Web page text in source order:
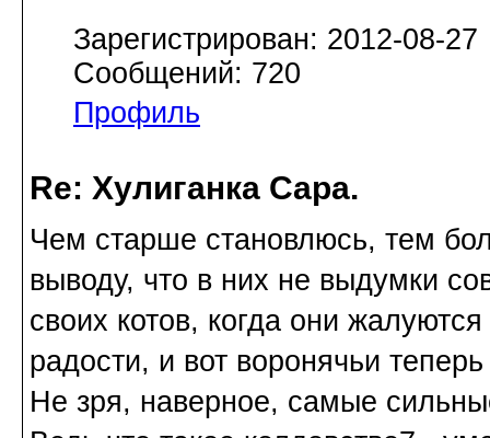
Зарегистрирован: 2012-08-27
Сообщений: 720
Профиль
Re: Хулиганка Сара.
Чем старше становлюсь, тем
выводу, что в них не выдумки
своих котов, когда они
радости, и вот воронячьи
Не зря, наверное, самые